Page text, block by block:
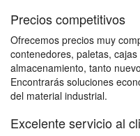
Precios competitivos
Ofrecemos precios muy
contenedores, paletas,
almacenamiento, tanto
Encontrarás soluciones
del material industrial.
Excelente servicio al